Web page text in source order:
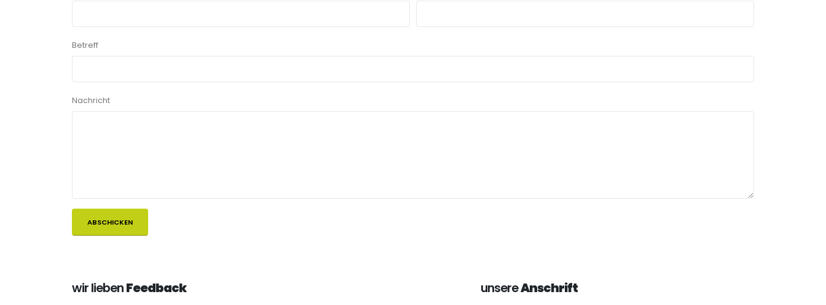
Betreff
Nachricht
wir liebenFeedback unsereAnschrift